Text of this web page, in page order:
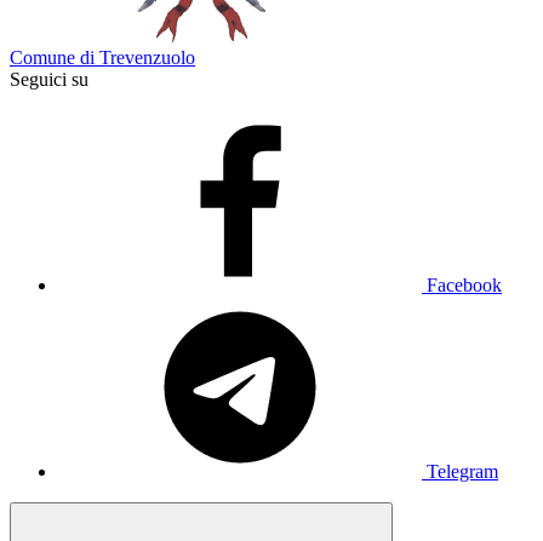
Comune di Trevenzuolo
Seguici su
Facebook
Telegram